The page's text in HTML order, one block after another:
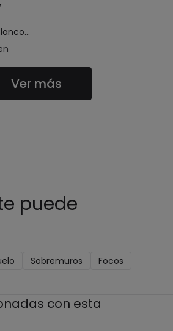
Ver más
puede
Sobremuros Focos
con esta